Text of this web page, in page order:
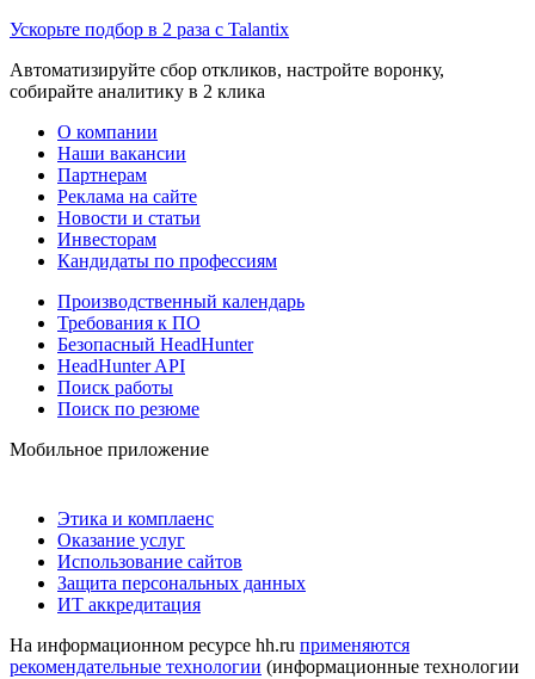
Ускорьте подбор в 2 раза с Talantix
Автоматизируйте сбор откликов, настройте воронку,
собирайте аналитику в 2 клика
О компании
Наши вакансии
Партнерам
Реклама на сайте
Новости и статьи
Инвесторам
Кандидаты по профессиям
Производственный календарь
Требования к ПО
Безопасный HeadHunter
HeadHunter API
Поиск работы
Поиск по резюме
Мобильное приложение
Этика и комплаенс
Оказание услуг
Использование сайтов
Защита персональных данных
ИТ аккредитация
На информационном ресурсе hh.ru применяются
рекомендательные технологии (информационные технологии